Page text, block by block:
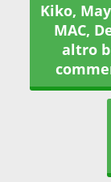
Kiko,
MAC,
altro